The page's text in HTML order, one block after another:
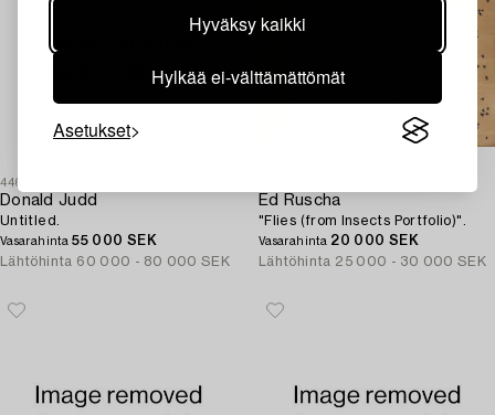
Hyväksy kaikki
Hylkää ei-välttämättömät
Asetukset
446
Donald Judd
Untitled.
Vasarahinta55 000 SEK
Lähtöhinta 60 000 - 80 000 SEK
Ed Ruscha
"Flies (from Insects Portfolio)".
Vasarahinta 20 000 SEK
Lähtöhinta 25 000 - 30 000 SEK